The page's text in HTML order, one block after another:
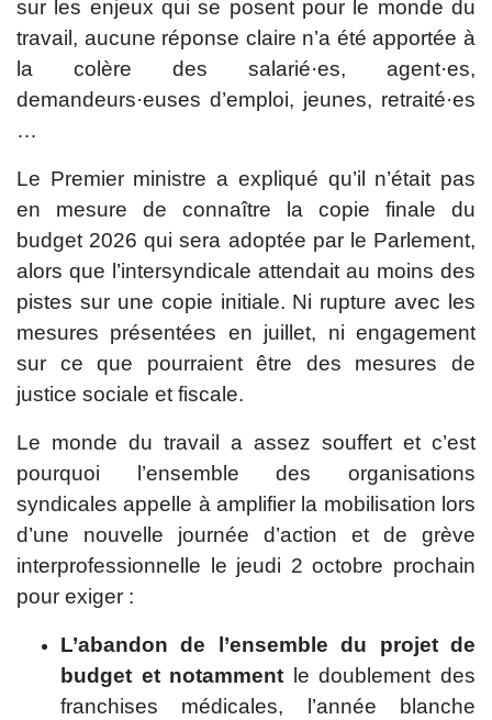
sur les enjeux qui se posent pour le monde du
travail, aucune réponse claire n’a été apportée à
la colère des salarié·es, agent·es,
demandeurs·euses d’emploi, jeunes, retraité·es
…
Le Premier ministre a expliqué qu’il n’était pas
en mesure de connaître la copie finale du
budget 2026 qui sera adoptée par le Parlement,
alors que l’intersyndicale attendait au moins des
pistes sur une copie initiale. Ni rupture avec les
mesures présentées en juillet, ni engagement
sur ce que pourraient être des mesures de
justice sociale et fiscale.
Le monde du travail a assez souffert et c’est
pourquoi l’ensemble des organisations
syndicales appelle à amplifier la mobilisation lors
d’une nouvelle journée d’action et de grève
interprofessionnelle le jeudi 2 octobre prochain
pour exiger :
L’abandon de l’ensemble du projet de
budget et notamment le doublement des
franchises médicales, l’année blanche